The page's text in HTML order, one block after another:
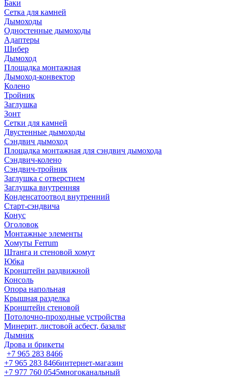
Баки
Сетка для камней
Дымоходы
Одностенные дымоходы
Адаптеры
Шибер
Дымоход
Площадка монтажная
Дымоход-конвектор
Колено
Тройник
Заглушка
Зонт
Сетки для камней
Двустенные дымоходы
Сэндвич дымоход
Площадка монтажная для сэндвич дымохода
Сэндвич-колено
Сэндвич-тройник
Заглушка с отверстием
Заглушка внутренняя
Конденсатоотвод внутренний
Старт-сэндвича
Конус
Оголовок
Монтажные элементы
Хомуты Ferrum
Штанга и стеновой хомут
Юбка
Кронштейн раздвижной
Консоль
Опора напольная
Крышная разделка
Кронштейн стеновой
Потолочно-проходные устройства
Минерит, листовой асбест, базальт
Дымник
Дрова и брикеты
+7 965 283 8466
+7 965 283 8466интернет-магазин
+7 977 760 0545многоканальный